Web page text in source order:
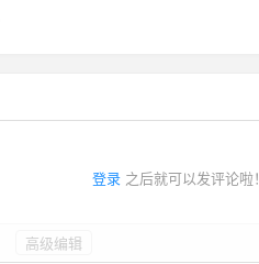
登录 之后就可以发评论啦！
高级编辑